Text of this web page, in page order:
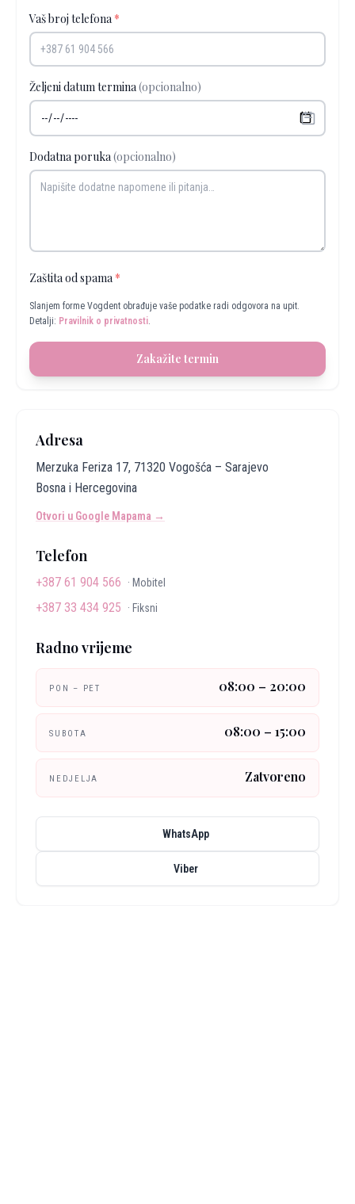
Vaš broj telefona *
Željeni datum termina(opcionalno)
Dodatna poruka(opcionalno)
Zaštita od spama *
Slanjem forme Vogdent obrađuje vaše podatke radi odgovora na upit.
Detalji: Pravilnik o privatnosti.
Zakažite termin
Adresa
Merzuka Feriza 17, 71320 Vogošća – Sarajevo
Bosna i Hercegovina
Otvori u Google Mapama →
Telefon
+387 61 904 566 · Mobitel
+387 33 434 925 · Fiksni
Radno vrijeme
PON – PET 08:00 – 20:00
SUBOTA 08:00 – 15:00
NEDJELJA Zatvoreno
WhatsApp
Viber